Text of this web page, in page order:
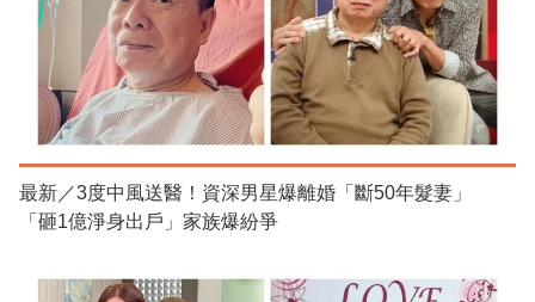
最新／3度中風送醫！資深男星爆離婚「斷50年髮妻」
「砸1億淨身出戶」家族爆紛爭